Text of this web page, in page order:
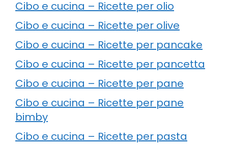
Cibo e cucina – Ricette per olio
Cibo e cucina – Ricette per olive
Cibo e cucina – Ricette per pancake
Cibo e cucina – Ricette per pancetta
Cibo e cucina – Ricette per pane
Cibo e cucina – Ricette per pane
bimby
Cibo e cucina – Ricette per pasta